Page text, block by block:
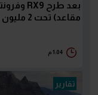
مقاعد) تحت 2 مليون جنيه
1:04 م
تقارير